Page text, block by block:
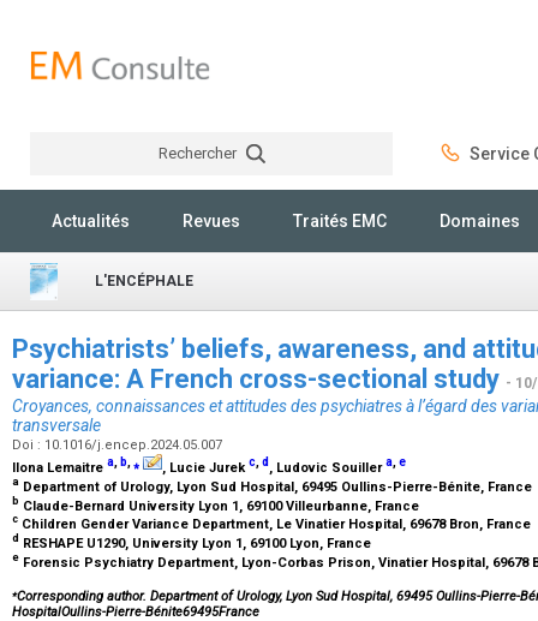
Rechercher Service
Actualités Revues Traités EMC Domaines
L'ENCÉPHALE
Psychiatrists’ beliefs, awareness, and
variance: A French cross-sectional study -
Croyances, connaissances et attitudes des psychiatres à l’égard des
transversale
Doi : 10.1016/j.encep.2024.05.007
Ilona Lemaitre a, b,⁎ , Lucie Jurekc,d , Ludovic Souillera,e
a Department of Urology, Lyon Sud Hospital, 69495 Oullins-Pierre-Bénite, France
b Claude-Bernard University Lyon 1, 69100 Villeurbanne, France
c Children Gender Variance Department, Le Vinatier Hospital, 69678 Bron, France
d RESHAPE U1290, University Lyon 1, 69100 Lyon, France
e Forensic Psychiatry Department, Lyon-Corbas Prison, Vinatier Hospital, 69678
⁎Corresponding author. Department of Urology, Lyon Sud Hospital, 69495 Oullins-Pierre-
HospitalOullins-Pierre-Bénite69495France